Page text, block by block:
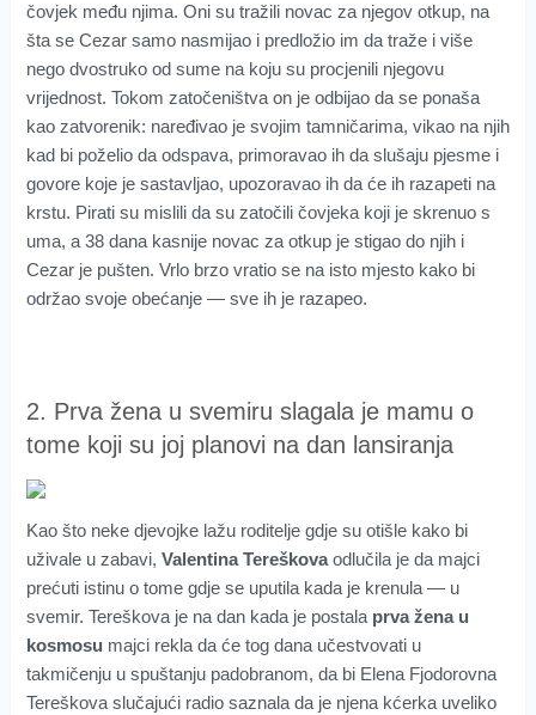
čovjek među njima. Oni su tražili novac za njegov otkup, na
šta se Cezar samo nasmijao i predložio im da traže i više
nego dvostruko od sume na koju su procjenili njegovu
vrijednost. Tokom zatočeništva on je odbijao da se ponaša
kao zatvorenik: naređivao je svojim tamničarima, vikao na njih
kad bi poželio da odspava, primoravao ih da slušaju pjesme i
govore koje je sastavljao, upozoravao ih da će ih razapeti na
krstu. Pirati su mislili da su zatočili čovjeka koji je skrenuo s
uma, a 38 dana kasnije novac za otkup je stigao do njih i
Cezar je pušten. Vrlo brzo vratio se na isto mjesto kako bi
održao svoje obećanje — sve ih je razapeo.
2. Prva žena u svemiru slagala je mamu o
tome koji su joj planovi na dan lansiranja
Kao što neke djevojke lažu roditelje gdje su otišle kako bi
uživale u zabavi, Valentina Tereškovaodlučila je da majci
prećuti istinu o tome gdje se uputila kada je krenula — u
svemir. Tereškova je na dan kada je postala prva žena u
kosmosumajci rekla da će tog dana učestvovati u
takmičenju u spuštanju padobranom, da bi Elena Fjodorovna
Tereškova slučajući radio saznala da je njena kćerka uveliko